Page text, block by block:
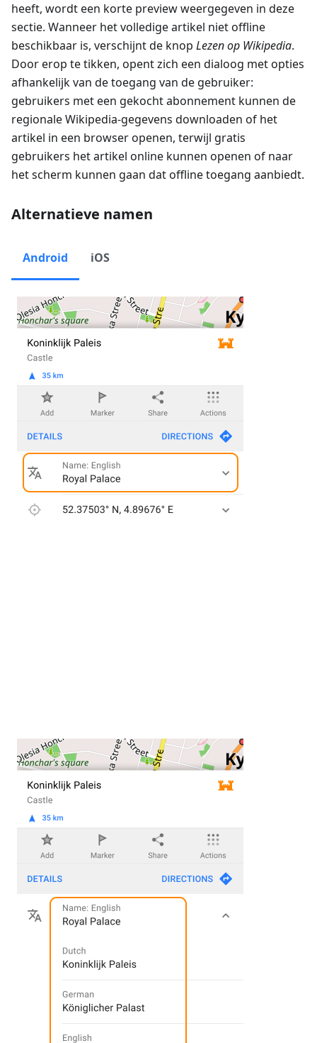
heeft, wordt een korte preview weergegeven in deze
sectie. Wanneer het volledige artikel niet offline
beschikbaar is, verschijnt de knop Lezen op Wikipedia.
Door erop te tikken, opent zich een dialoog met opties
afhankelijk van de toegang van de gebruiker:
gebruikers met een gekocht abonnement kunnen de
regionale Wikipedia-gegevens downloaden of het
artikel in een browser openen, terwijl gratis
gebruikers het artikel online kunnen openen of naar
het scherm kunnen gaan dat offline toegang aanbiedt.
Alternatieve namen
Android iOS